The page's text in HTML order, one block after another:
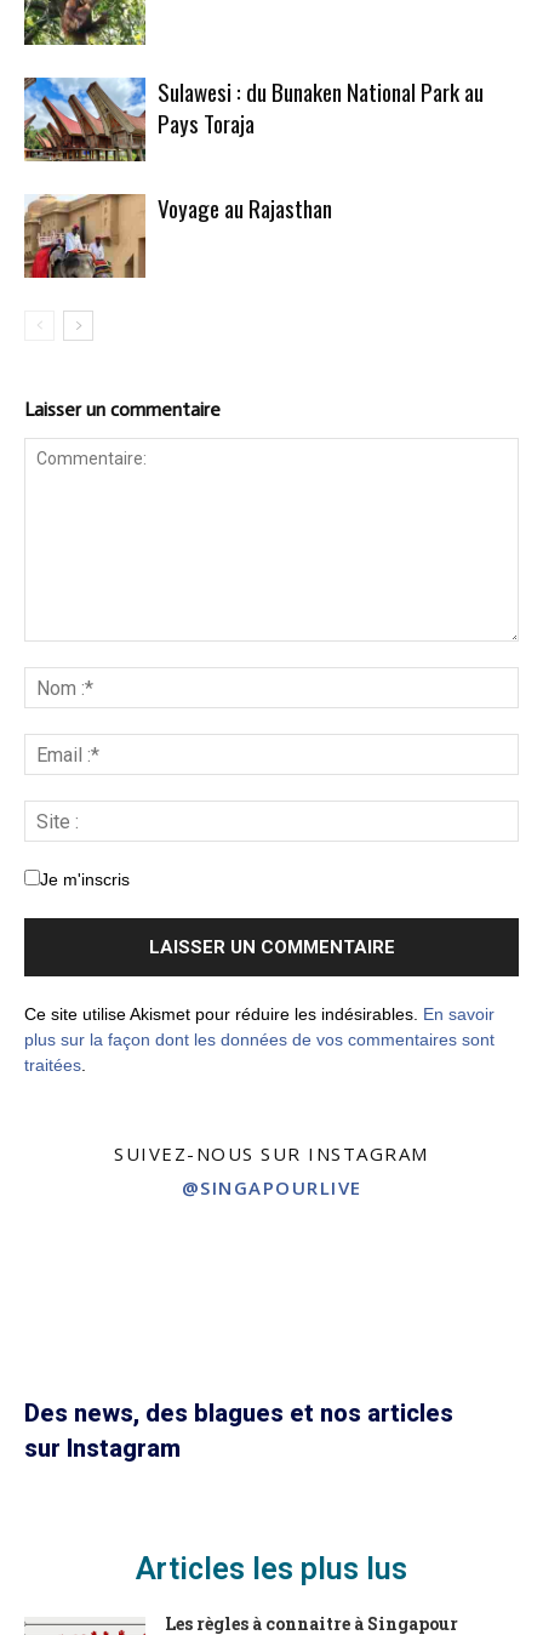
Sulawesi : du Bunaken National Park au
Pays Toraja
Voyage au Rajasthan
Laisser un commentaire
Je m'inscris
Ce site utilise Akismet pour réduire les indésirables. En savoir
plus sur la façon dont les données de vos commentaires sont
traitées
SUIVEZ-NOUS SUR INSTAGRAM
@SINGAPOURLIVE
Des news, des blagues et nos articles
sur Instagram
Articles les plus lus
Les règles à connaitre à Singapour